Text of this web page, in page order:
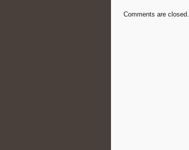
Comments are closed.